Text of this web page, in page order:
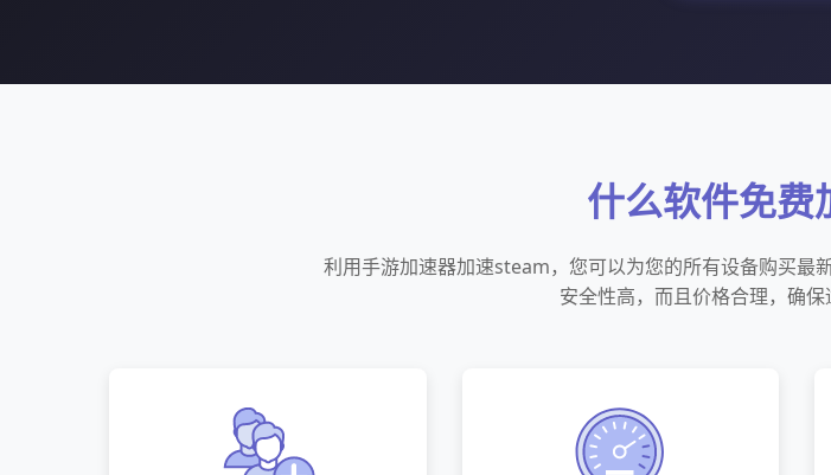
什么软件免
利用手游加速器加速steam，您可以为您的所有设备购买最
安全性高，而且价格合理，确保